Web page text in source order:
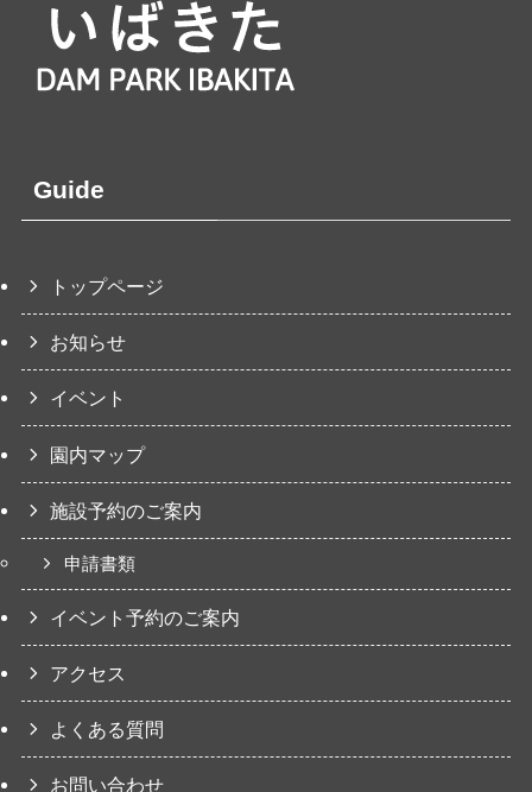
Guide
トップページ
お知らせ
イベント
園内マップ
施設予約のご案内
申請書類
イベント予約のご案内
アクセス
よくある質問
お問い合わせ